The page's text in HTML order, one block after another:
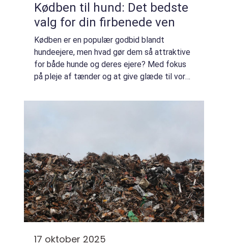
Kødben til hund: Det bedste
valg for din firbenede ven
Kødben er en populær godbid blandt
hundeejere, men hvad gør dem så attraktive
for både hunde og deres ejere? Med fokus
på pleje af tænder og at give glæde til vores
17 oktober 2025